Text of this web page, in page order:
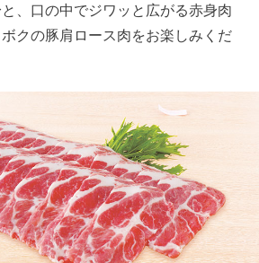
、口の中でジワッと広がる赤身肉
クの豚肩ロース肉をお楽しみくだ